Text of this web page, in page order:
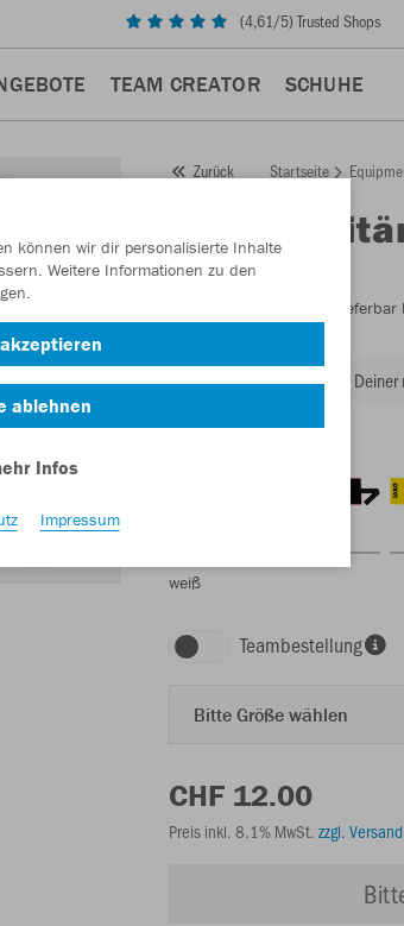
(4,61/5) Trusted Shops
TEAM CREATOR SCHUHE
Zurück Startseite
Classico
-
Lust auf 30% Rabatt bei
weiß
Teambestellung
Bitte Größe wählen
CHF 12.00
Preis inkl. 8.1% MwSt. zzgl. Versand
können wir dir personalisierte Inhalte
Weitere Informationen zu den
ablehnen
Infos
Impressum